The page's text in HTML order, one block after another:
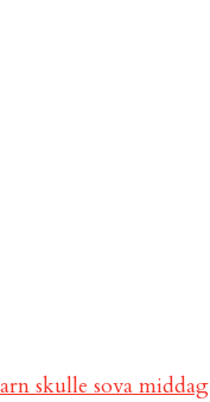
skulle sova middag